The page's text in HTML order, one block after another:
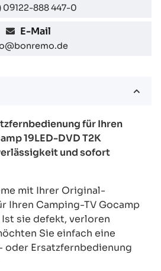
09122-888 447-0
E-Mail
für Ihren
19LED-DVD T2K
und sofort
mit Ihrer Original-
Ihren Camping-TV Gocamp
Ist sie defekt, verloren
Sie einfach eine
oder Ersatzfernbedienung